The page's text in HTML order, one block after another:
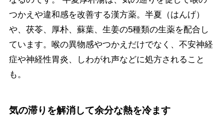
つかえや違和感を改善する漢方薬。半夏（はんげ）
や、茯苓、厚朴、蘇葉、生姜の5種類の生薬を配合し
ています。喉の異物感やつかえだけでなく、不安神経
症や神経性胃炎、しわがれ声などに処方されること
も。
気の滞りを解消して余分な熱を冷ます